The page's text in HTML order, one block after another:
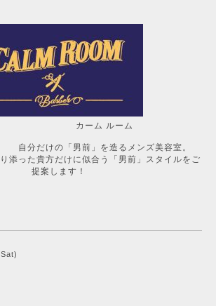
ーム ルーム
男前」を造るメンズ美容室。
添った貴方だけに似合う「男前」スタイルをご
提案します！